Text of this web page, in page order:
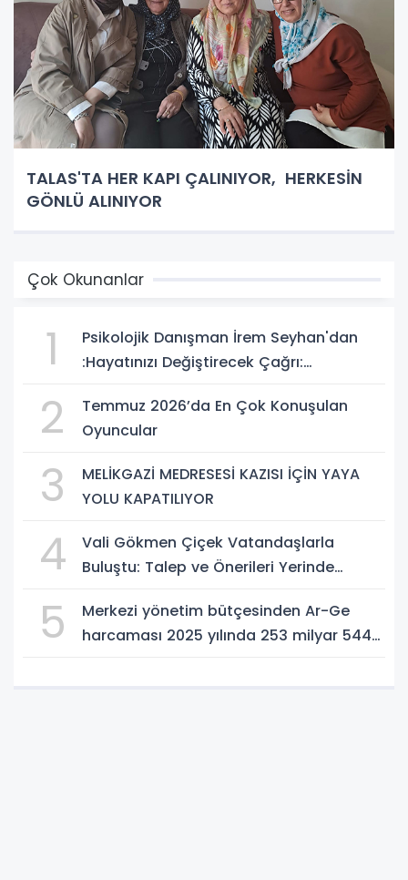
TALAS'TA HER KAPI ÇALINIYOR, HERKESİN
GÖNLÜ ALINIYOR
Çok Okunanlar
1
Psikolojik Danışman İrem Seyhan'dan
:Hayatınızı Değiştirecek Çağrı:
Atın!
2
Temmuz 2026’da En Çok Konuşulan
Oyuncular
3
MELİKGAZİ MEDRESESİ KAZISI İÇİN YAYA
YOLU KAPATILIYOR
4
Vali Gökmen Çiçek Vatandaşlarla
Buluştu: Talep ve Önerileri Yerinde
5
Merkezi yönetim bütçesinden Ar-Ge
harcaması 2025 yılında 253 milyar 544